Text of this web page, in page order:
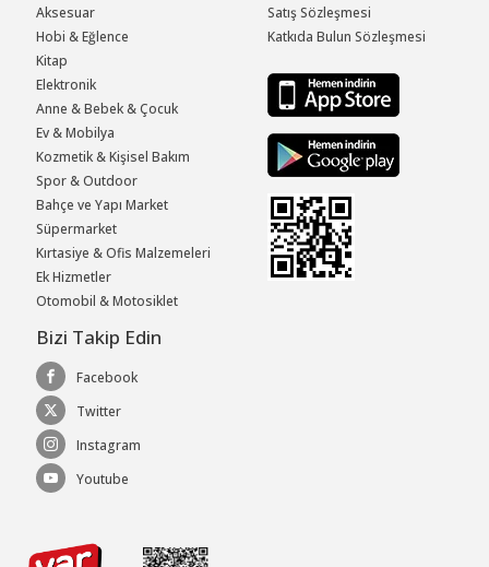
Aksesuar
Hobi & Eğlence
Kitap
Elektronik
Anne & Bebek & Çocuk
Ev & Mobilya
Kozmetik & Kişisel Bakım
Spor & Outdoor
Bahçe ve Yapı Market
Süpermarket
Kırtasiye & Ofis Malzemeleri
Ek Hizmetler
Otomobil & Motosiklet
Satış Sözleşmesi
Katkıda Bulun Sözleşmesi
Bizi Takip Edin
Facebook
Twitter
Instagram
Youtube